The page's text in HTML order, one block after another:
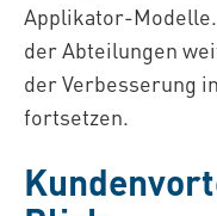
Applikator-
der Abteilungen
der Verbesserung
fortsetzen.